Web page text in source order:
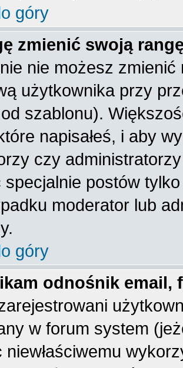
góry
zmienić swoją
nie możesz
użytkownika przy
szablonu).
napisałeś, i aby
czy
specjalnie postów
moderator lub
góry
odnośnik email,
w forum system
niewłaściwemu